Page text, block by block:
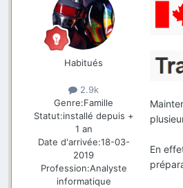
Habitués
2.9k
Genre:Famille
Statut:installé depuis +
1 an
Date d'arrivée:18-03-
2019
Profession:Analyste
informatique
En